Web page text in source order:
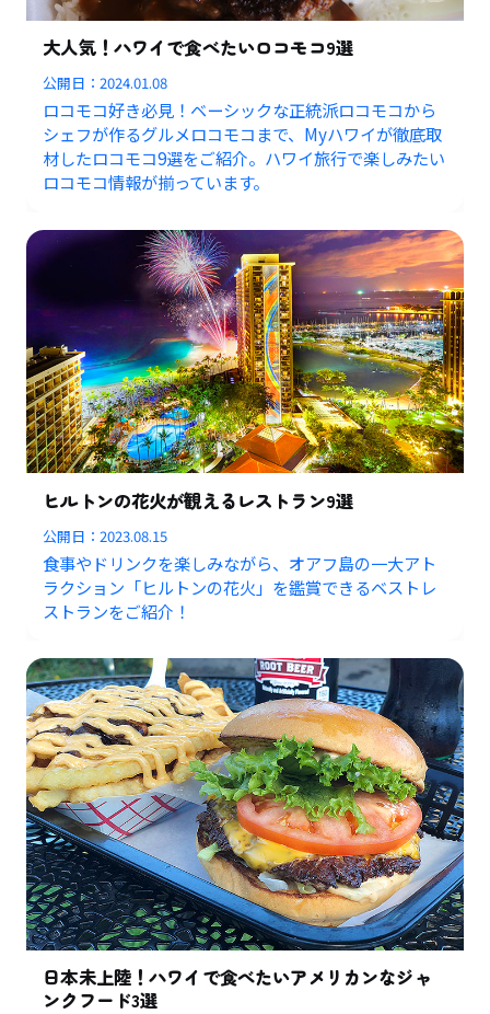
大人気！ハワイで食べたいロコモコ9選
公開日：2024.01.08
ロコモコ好き必見！ベーシックな正統派ロコモコから
シェフが作るグルメロコモコまで、Myハワイが徹底取
材したロコモコ9選をご紹介。ハワイ旅行で楽しみたい
ロコモコ情報が揃っています。
ヒルトンの花火が観えるレストラン9選
公開日：2023.08.15
食事やドリンクを楽しみながら、オアフ島の一大アト
ラクション「ヒルトンの花火」を鑑賞できるベストレ
ストランをご紹介！
日本未上陸！ハワイで食べたいアメリカンなジャ
ンクフード3選